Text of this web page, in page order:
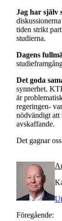
Jag har själv
tiden strikt
studierna.
Dagens
Det goda
synnerhet.
är
regeringen-
nödvändigt att
avskaffande.
Det gagnar
Föregående: